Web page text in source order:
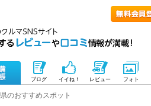
ブログ イイね！ レビュー フォト
のおすすめスポット